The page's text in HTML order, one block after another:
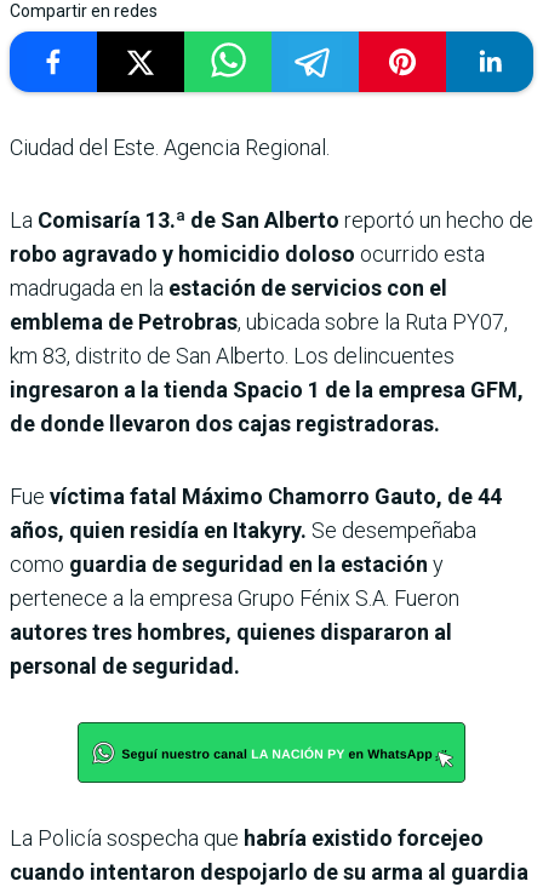
Compartir en redes
Ciudad del Este. Agencia Regional.
La Comisaría 13.ª de San Alberto reportó un hecho de
robo agravado y homicidio doloso ocurrido esta
madrugada en la estación de servicios con el
emblema de Petrobras, ubicada sobre la Ruta PY07,
km 83, distrito de San Alberto. Los delincuentes
ingresaron a la tienda Spacio 1 de la empresa GFM,
de donde llevaron dos cajas registradoras.
Fue víctima fatal Máximo Chamorro Gauto, de 44
años, quien residía en Itakyry. Se desempeñaba
como guardia de seguridad en la estación y
pertenece a la empresa Grupo Fénix S.A. Fueron
autores tres hombres, quienes dispararon al
personal de seguridad.
La Policía sospecha que habría existido forcejeo
cuando intentaron despojarlo de su arma al guardia